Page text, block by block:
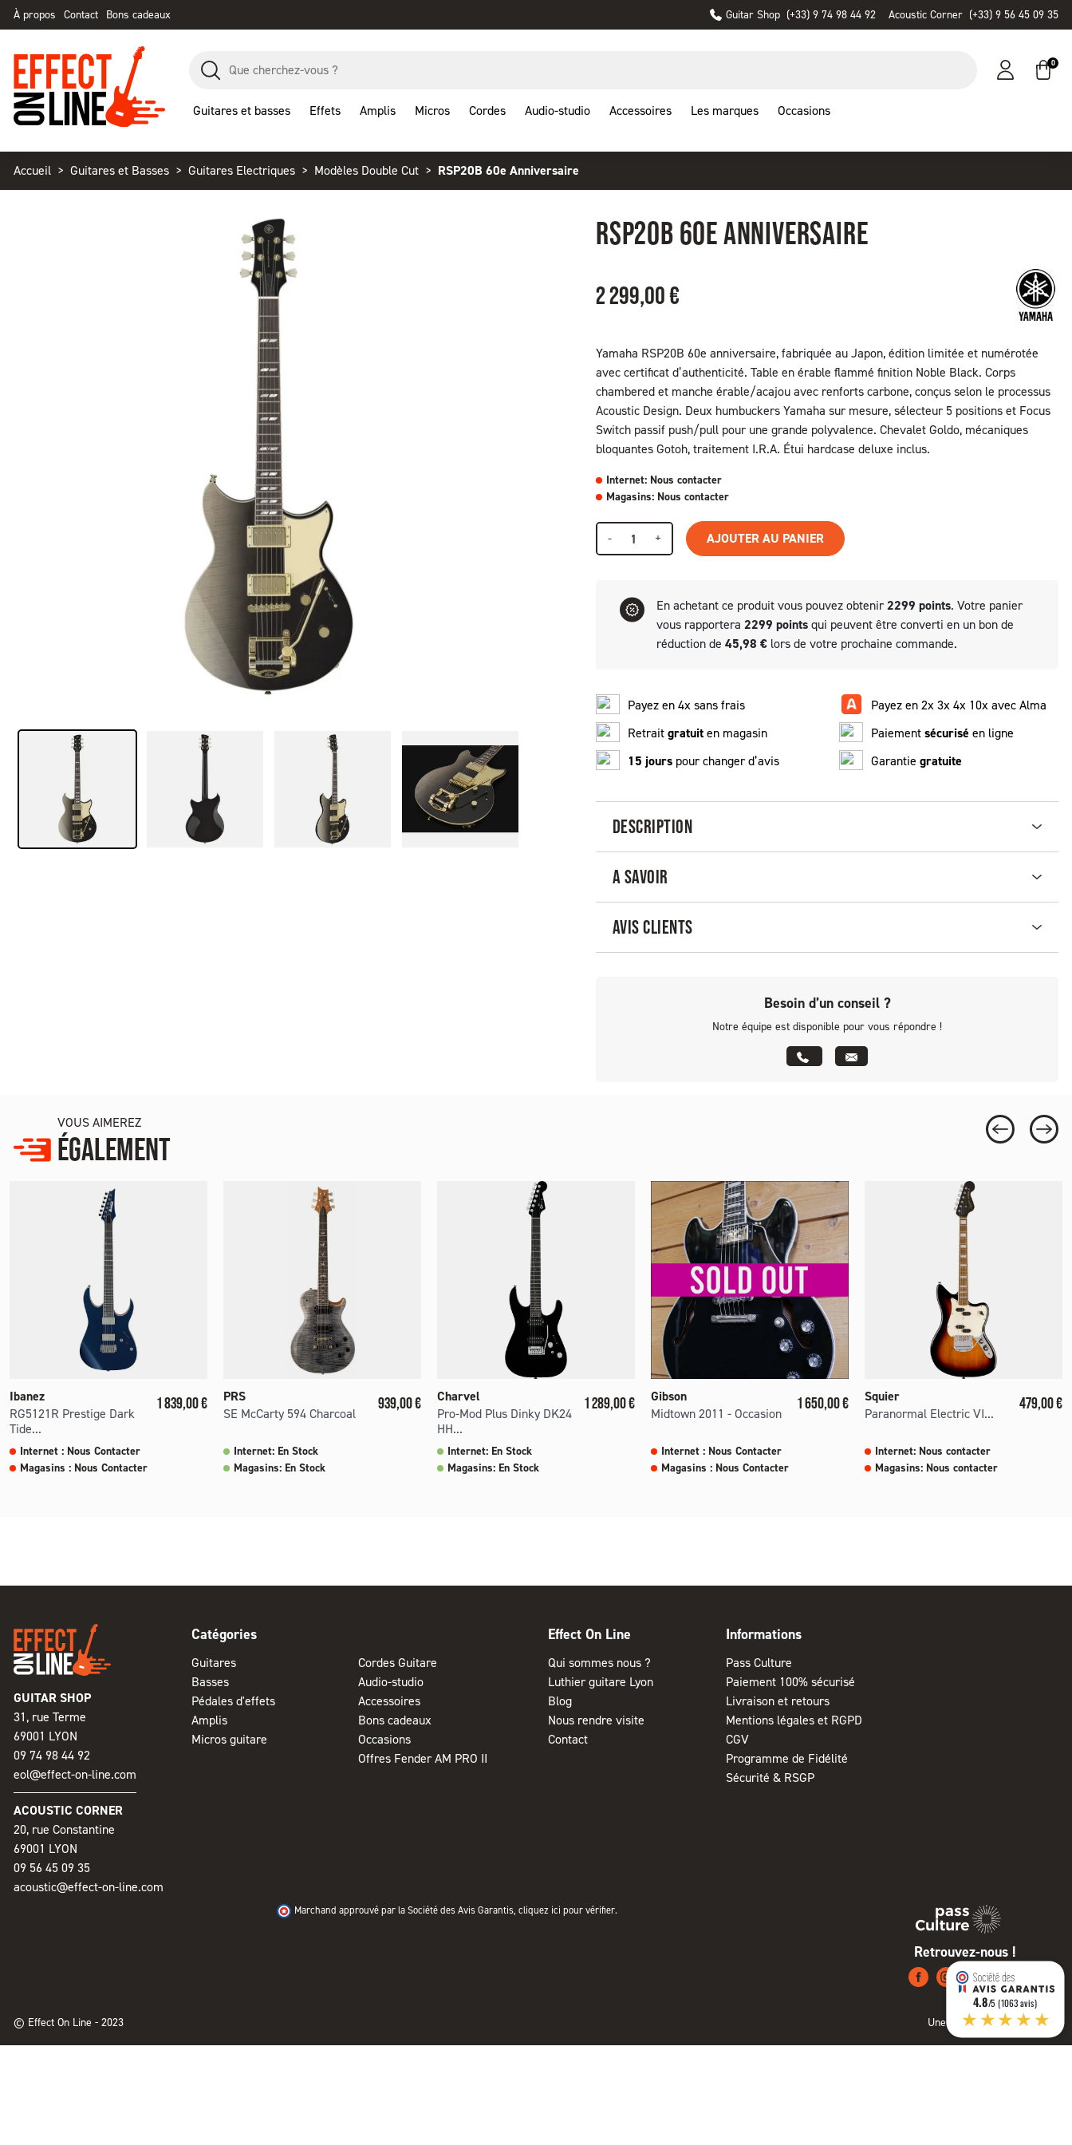
À propos Contact Bons cadeaux Guitar Shop (+33) 9 74 98 44 92 Acoustic Corner (+33) 9 56 45 09 35
0
Guitares et basses Effets Amplis Micros Cordes Audio-studio Accessoires Les marques Occasions
Accueil Guitares et Basses Guitares Electriques Modèles Double Cut RSP20B 60e Anniversaire
RSP20B 60E ANNIVERSAIRE
2 299,00 €
Yamaha RSP20B 60e anniversaire, fabriquée au Japon, édition limitée et numérotée
avec certificat d’authenticité. Table en érable flammé finition Noble Black. Corps
chambered et manche érable/acajou avec renforts carbone, conçus selon le processus
Acoustic Design. Deux humbuckers Yamaha sur mesure, sélecteur 5 positions et Focus
Switch passif push/pull pour une grande polyvalence. Chevalet Goldo, mécaniques
bloquantes Gotoh, traitement I.R.A. Étui hardcase deluxe inclus.
Internet: Nous contacter
Magasins: Nous contacter
- + AJOUTER AU PANIER
En achetant ce produit vous pouvez obtenir2299 points. Votre panier
vous rapportera 2299 pointsqui peuvent être converti en un bon de
réduction de 45,98 € lors de votre prochaine commande.
Payez en 4x sans frais
Payez en 2x 3x 4x 10x avec Alma
Retraitgratuiten magasin Paiementsécurisé en ligne
15 jours pour changer d’avis Garantie gratuite
DESCRIPTION
A SAVOIR
AVIS CLIENTS
Besoin d’un conseil ?
Notre équipe est disponible pour vous répondre !
VOUS AIMEREZ
ÉGALEMENT
Ibanez
RG5121R Prestige Dark
Tide...
Prix
1 839,00 €
Internet : Nous Contacter
Magasins : Nous Contacter
PRS
SE McCarty 594 Charcoal
Prix
939,00 €
Internet: En Stock
Magasins: En Stock
Charvel
Pro-Mod Plus Dinky DK24
HH...
Prix
1 289,00 €
Internet: En Stock
Magasins: En Stock
Gibson
Midtown 2011 - Occasion
Prix
1 650,00 €
Internet : Nous Contacter
Magasins : Nous Contacter
Squier
Paranormal Electric VI...
Prix
479,00 €
Internet: Nous contacter
Magasins: Nous contacter
GUITAR SHOP
31, rue Terme
69001 LYON
09 74 98 44 92
eol@effect-on-line.com
ACOUSTIC CORNER
20, rue Constantine
69001 LYON
09 56 45 09 35
acoustic@effect-on-line.com
Catégories
Guitares
Basses
Pédales d'effets
Amplis
Micros guitare
Cordes Guitare
Audio-studio
Accessoires
Bons cadeaux
Occasions
Offres Fender AM PRO II
Effect On Line
Qui sommes nous ?
Luthier guitare Lyon
Blog
Nous rendre visite
Contact
Informations
Pass Culture
Paiement 100% sécurisé
Livraison et retours
Mentions légales et RGPD
CGV
Programme de Fidélité
Sécurité & RSGP
Marchand approuvé par la Société des Avis Garantis,cliquez ici pour vérifier.
Retrouvez-nous !
© Effect On Line - 2023 Une création
4.8/5 (1063 avis)
★★★★★